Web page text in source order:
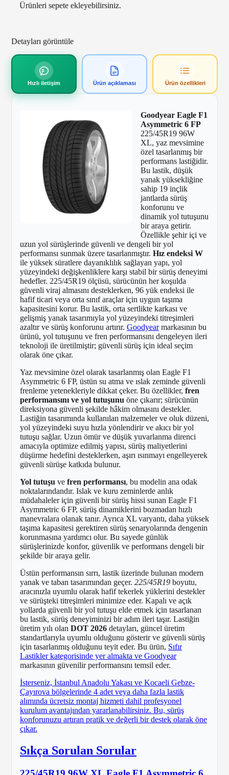
Ürünleri sepete ekleyebilirsiniz.
Detayları görüntüle
Hızlı iletişim Ürün açıklaması Ürün özellikleri
Goodyear Eagle F1
Asymmetric 6 FP
225/45R19 96W
XL, yaz mevsimine
özel tasarlanmış bir
performans lastiğidir.
Bu lastik, düşük
yanak yüksekliğine
sahip 19 inçlik
jantlarda sürüş
konforunu ve
dinamik yol tutuşunu
bir araya getirir.
Özellikle şehir içi ve
uzun yol sürüşlerinde güvenli ve dengeli bir yol
performansı sunmak üzere tasarlanmıştır. Hız endeksi W
ile yüksek süratlere dayanıklılık sağlayan yapı, yol
yüzeyindeki değişkenliklere karşı stabil bir sürüş deneyimi
hedefler. 225/45R19 ölçüsü, sürücünün her koşulda
güvenli viraj almasını desteklerken, 96 yük endeksi ile
hafif ticari veya orta sınıf araçlar için uygun taşıma
kapasitesini korur. Bu lastik, orta sertlikte karkası ve
gelişmiş yanak tasarımıyla yol yüzeyindeki titreşimleri
azaltır ve sürüş konforunu artırır. Goodyearmarkasının bu
ürünü, yol tutuşunu ve fren performansını dengeleyen ileri
teknoloji ile üretilmiştir; güvenli sürüş için ideal seçim
olarak öne çıkar.
Yaz mevsimine özel olarak tasarlanmış olan Eagle F1
Asymmetric 6 FP, üstün su atma ve ıslak zeminde güvenli
frenleme yetenekleriyle dikkat çeker. Bu özellikler, fren
performansını ve yol tutuşunu öne çıkarır; sürücünün
direksiyona güvenli şekilde hâkim olmasını destekler.
Lastiğin tasarımında kullanılan malzemeler ve oluk düzeni,
yol yüzeyindeki suyu hızla yönlendirir ve akıcı bir yol
tutuşu sağlar. Uzun ömür ve düşük yuvarlanma direnci
amacıyla optimize edilmiş yapısı, sürüş maliyetlerini
düşürme hedefini desteklerken, aşırı ısınmayı engelleyerek
güvenli sürüşe katkıda bulunur.
Yol tutuşu ve fren performansı, bu modelin ana odak
noktalarındandır. Islak ve kuru zeminlerde anlık
müdahaleler için güvenli bir sürüş hissi sunan Eagle F1
Asymmetric 6 FP, sürüş dinamiklerini bozmadan hızlı
manevralara olanak tanır. Ayrıca XL varyantı, daha yüksek
taşıma kapasitesi gerektiren sürüş senaryolarında dengenin
korunmasına yardımcı olur. Bu sayede günlük
sürüşlerinizde konfor, güvenlik ve performans dengeli bir
şekilde bir araya gelir.
Üstün performansın sırrı, lastik üzerinde bulunan modern
yanak ve taban tasarımından geçer. 225/45R19 boyutu,
aracınızla uyumlu olarak hafif tekerlek yüklerini destekler
ve sürüşteki titreşimleri minimize eder. Kapalı ve açık
yollarda güvenli bir yol tutuşu elde etmek için tasarlanan
bu lastik, sürüş deneyiminizi bir adım ileri taşır. Lastiğin
üretim yılı olan DOT 2026 detayları, güncel üretim
standartlarıyla uyumlu olduğunu gösterir ve güvenli sürüş
için tasarlanmış olduğunu teyit eder. Bu ürün, Sıfır
Lastikler kategorisinde yer almakta ve Goodyear
markasının güvenilir performansını temsil eder.
İsterseniz, İstanbul Anadolu Yakası ve Kocaeli Gebze-
Çayırova bölgelerinde 4 adet veya daha fazla lastik
alımında ücretsiz montaj hizmeti dahil profesyonel
kurulum avantajından yararlanabilirsiniz. Bu, sürüş
konforunuzu artıran pratik ve değerli bir destek olarak öne
çıkar.
Sıkça Sorulan Sorular